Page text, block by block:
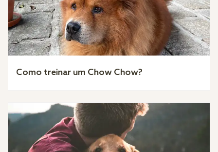
Como treinar um Chow Chow?